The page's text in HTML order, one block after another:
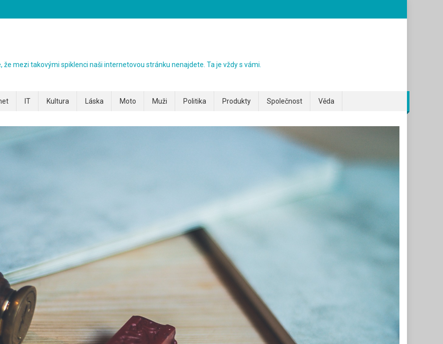
že mezi takovými spiklenci naši internetovou stránku nenajdete. Ta je vždy s vámi.
IT Kultura Láska Moto Muži Politika Produkty Společnost Věda